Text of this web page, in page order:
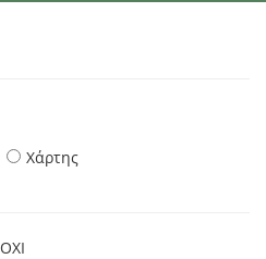
Χάρτης
ΟΧΙ